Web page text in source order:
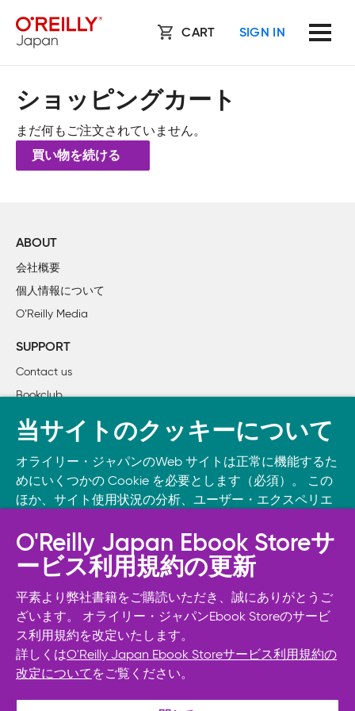
CART SIGN IN
ショッピングカート
まだ何もご注文されていません。
買い物を続ける
ABOUT
会社概要
個人情報について
O’Reilly Media
SUPPORT
Contact us
Bookclub
書籍注文
Take O’Reilly with you and learn anywhere, anytime on your
phone
and tablet.
© 2026, O’Reilly Japan, Inc. oreilly.co.jpに掲載されているすべて
当サイトのクッキーについて
オライリー・ジャパンのWeb サイトは正常に機能するた
めにいくつかの Cookie を必要とします（必須）。 この
ほか、サイト使用状況の分析、ユーザー・エクスペリエ
その他の Cookie を使用することがあります。 詳細につ
いては Cookie設定をご確認ください。
また、オライリー・ジャパンのプライバシーポリシーに
ついては 個人情報保護方針をご確認ください。
Cookie設定
必須Cookie以外を拒否する
O'Reilly Japan Ebook Storeサ
ービス利用規約の更新
平素より弊社書籍をご購読いただき、誠にありがとうご
ざいます。 オライリー・ジャパンEbook Storeのサービ
ス利用規約を改定いたします。
詳しくはO'Reilly Japan Ebook Storeサービス利用規約の
改定について をご覧ください。